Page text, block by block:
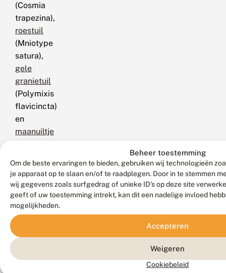
Beheer toestemming
Om de beste ervaringen te bieden, gebruiken wij technologieën
je apparaat op te slaan en/of te raadplegen. Door in te stemmen
wij gegevens zoals surfgedrag of unieke ID's op deze site
geeft of uw toestemming intrekt, kan dit een nadelige invloed
mogelijkheden.
Accepteren
Weigeren
Cookiebeleid
(Cosmia
trapezina),
roestuil
(Mniotype
satura),
gele
granietuil
(Polymixis
flavicincta)
en
maanuiltje
vergelijk
behalve
de
de